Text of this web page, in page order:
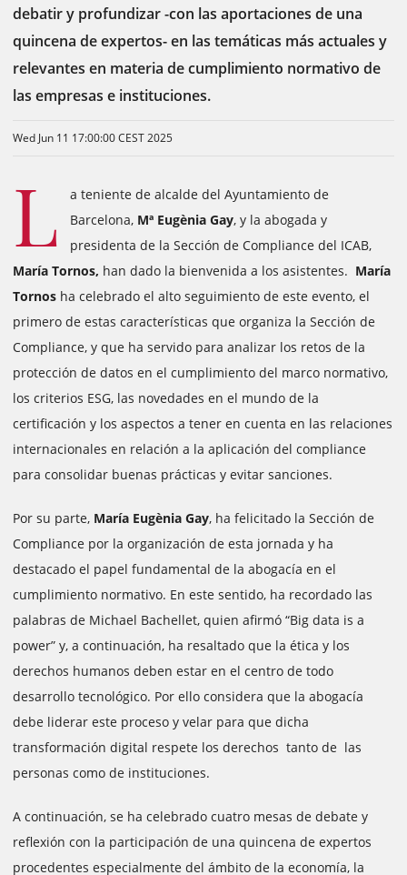
debatir y profundizar -con las aportaciones de una
quincena de expertos- en las temáticas más actuales y
relevantes en materia de cumplimiento normativo de
las empresas e instituciones.
Wed Jun 11 17:00:00 CEST 2025
L
a teniente de alcalde del Ayuntamiento de
Barcelona, Mª Eugènia Gay, y la abogada y
presidenta de la Sección de Compliance del ICAB,
María Tornos, han dado la bienvenida a los asistentes. María
Tornos ha celebrado el alto seguimiento de este evento, el
primero de estas características que organiza la Sección de
Compliance, y que ha servido para analizar los retos de la
protección de datos en el cumplimiento del marco normativo,
los criterios ESG, las novedades en el mundo de la
certificación y los aspectos a tener en cuenta en las relaciones
internacionales en relación a la aplicación del compliance
para consolidar buenas prácticas y evitar sanciones.
Por su parte, María Eugènia Gay, ha felicitado la Sección de
Compliance por la organización de esta jornada y ha
destacado el papel fundamental de la abogacía en el
cumplimiento normativo. En este sentido, ha recordado las
palabras de Michael Bachellet, quien afirmó “Big data is a
power” y, a continuación, ha resaltado que la ética y los
derechos humanos deben estar en el centro de todo
desarrollo tecnológico. Por ello considera que la abogacía
debe liderar este proceso y velar para que dicha
transformación digital respete los derechos tanto de las
personas como de instituciones.
A continuación, se ha celebrado cuatro mesas de debate y
reflexión con la participación de una quincena de expertos
procedentes especialmente del ámbito de la economía, la